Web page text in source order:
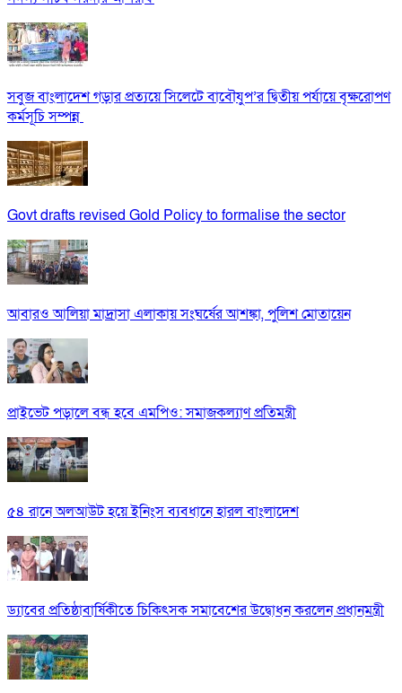
সবুজ বাংলাদেশ গড়ার প্রত্যয়ে সিলেটে বাবৌযুপ’র দ্বিতীয় পর্যায়ে বৃক্ষরোপণ
কর্মসূচি সম্পন্ন
Govt drafts revised Gold Policy to formalise the sector
আবারও আলিয়া মাদ্রাসা এলাকায় সংঘর্ষের আশঙ্কা, পুলিশ মোতায়েন
প্রাইভেট পড়ালে বন্ধ হবে এমপিও: সমাজকল্যাণ প্রতিমন্ত্রী
৫৪ রানে অলআউট হয়ে ইনিংস ব্যবধানে হারল বাংলাদেশ
ড্যাবের প্রতিষ্ঠাবার্ষিকীতে চিকিৎসক সমাবেশের উদ্বোধন করলেন প্রধানমন্ত্রী